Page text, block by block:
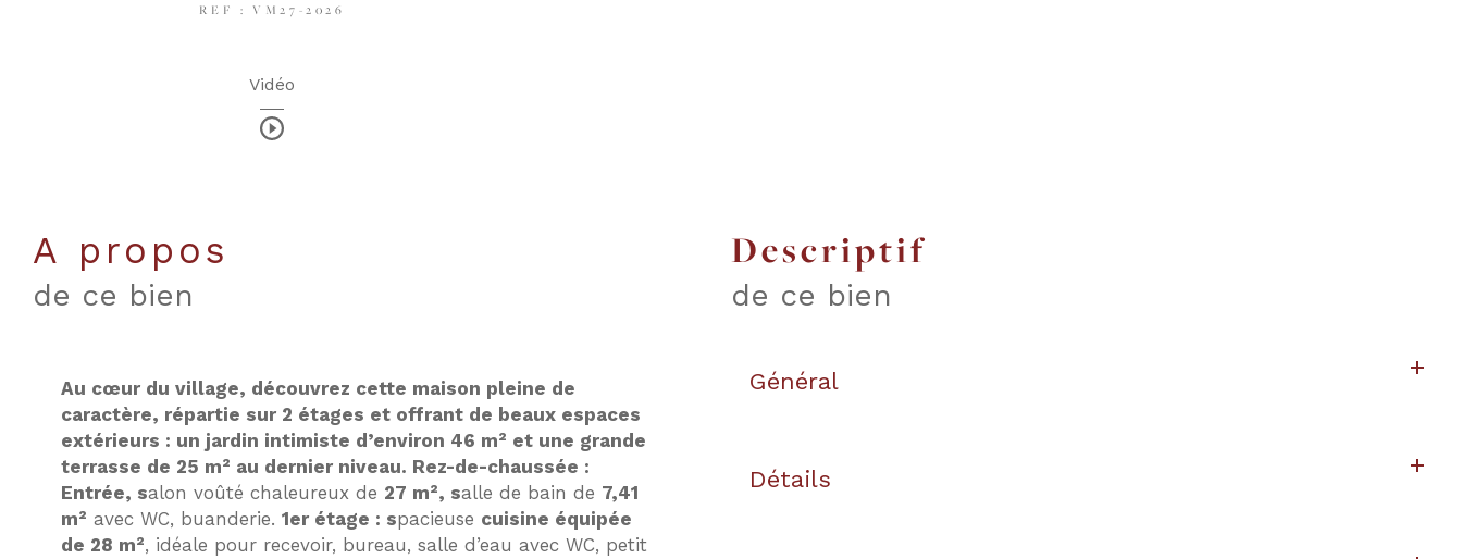
REF : VM27-2026
Vidéo
a propos
de ce bien
Au cœur du village, découvrez cette maison pleine de
caractère, répartie sur 2 étages et offrant de beaux espaces
extérieurs : un jardin intimiste d’environ 46 m² et une grande
terrasse de 25 m² au dernier niveau. Rez-de-chaussée :
Entrée, salon voûté chaleureux de 27 m², salle de bain de 7,41
m² avec WC, buanderie. 1er étage : spacieuse cuisine équipée
de 28 m², idéale pour recevoir, bureau, salle d’eau avec WC, petit
descriptif
de ce bien
Général
Détails